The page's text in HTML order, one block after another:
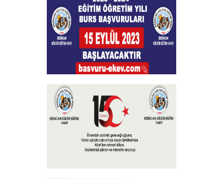
+
Burs Başvuruları
+